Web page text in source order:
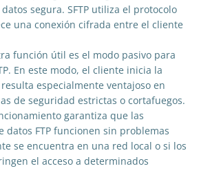
segura. SFTP utiliza el protocolo
una conexión cifrada entre el cliente
función útil es el modo pasivo para
En este modo, el cliente inicia la
especialmente ventajoso en
de seguridad estrictas o cortafuegos.
garantiza que las
datos FTP funcionen sin problemas
se encuentra en una red local o si los
el acceso a determinados